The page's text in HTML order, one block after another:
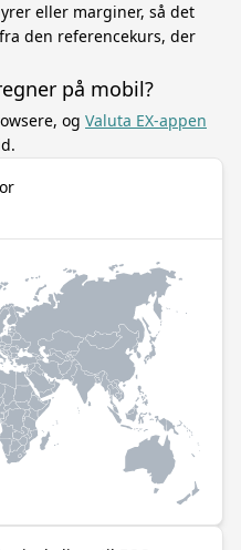
eller marginer, så det
den referencekurs, der
på mobil?
og Valuta EX-appen